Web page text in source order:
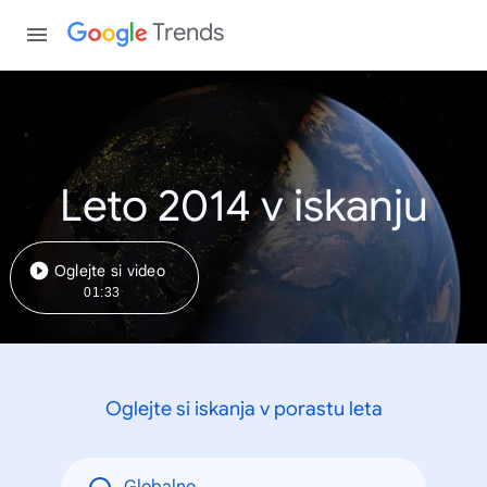
Trends
Leto 2014 v iskanju
Oglejte si video
01:33
Oglejte si iskanja v porastu leta